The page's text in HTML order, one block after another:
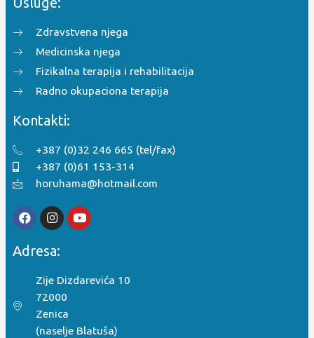
Zdravstvena njega
Medicinska njega
Fizikalna terapija i rehabilitacija
Radno okupaciona terapija
Kontakti:
+387 (0)32 246 665 (tel/fax)
+387 (0)61 153-314
horuhama@hotmail.com
Adresa:
Zije Dizdarevića 10
72000
Zenica
(naselje Blatuša)